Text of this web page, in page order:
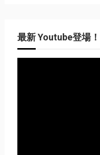
最新 Youtube登場！